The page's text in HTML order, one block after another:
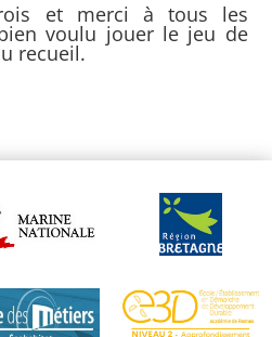
et merci à tous les
voulu jouer le jeu de
recueil.